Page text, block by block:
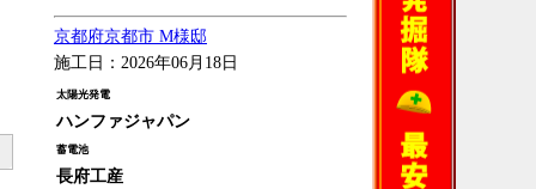
京都府京都市 M様邸
施工日：2026年06月18日
太陽光発電
ハンファジャパン
蓄電池
長府工産